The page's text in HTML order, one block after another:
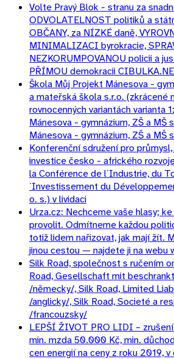
Volte Pravý Blok - stranu za
ODVOLATELNOST politiků a
OBČANY, za NÍZKÉ daně,
MINIMALIZACI byrokracie,
NEZKORUMPOVANOU policii a
PŘÍMOU demokracii
Škola Můj Projekt Mánesova -
a mateřská škola s.r.o. (zkrácené
rovnocenných variantách varianta
Mánesova - gymnázium, ZŠ a MŠ
Mánesova - gymnázium, ZŠ a MŠ
Konferenční sdružení pro
investice česko - afrického
la Conférence de l´Industrie, du
´Investissement du
o. s.) v lividaci
Urza.cz: Nechceme vaše hlasy;
provolit. Odmítneme každou
totiž lidem nařizovat, jak mají žít.
jinou cestou — najdete ji na webu
Silk Road, společnost s ručením
Road, Gesellschaft mit
/německy/, Silk Road, Limited
/anglicky/, Silk Road, Societé a
/francouzsky/
LEPŠÍ ŽIVOT PRO LIDI –
min. mzda 50.000 Kč, min.
cen energií na ceny z roku 2019,